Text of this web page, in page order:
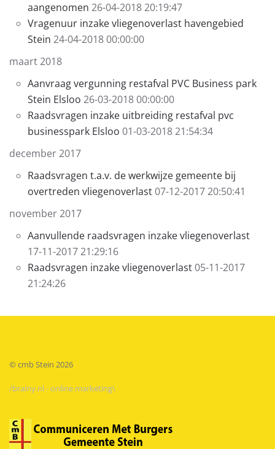
aangenomen 26-04-2018 20:19:47
Vragenuur inzake vliegenoverlast havengebied
Stein 24-04-2018 00:00:00
maart 2018
Aanvraag vergunning restafval PVC Business park
Stein Elsloo 26-03-2018 00:00:00
Raadsvragen inzake uitbreiding restafval pvc
businesspark Elsloo 01-03-2018 21:54:34
december 2017
Raadsvragen t.a.v. de werkwijze gemeente bij
overtreden vliegenoverlast07-12-2017 20:50:41
november 2017
Aanvullende raadsvragen inzake vliegenoverlast
17-11-2017 21:29:16
Raadsvragen inzake vliegenoverlast05-11-2017
21:24:26
© cmb Stein 2026
/brainy.nl - online marketing\